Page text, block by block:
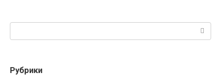
Рубрики